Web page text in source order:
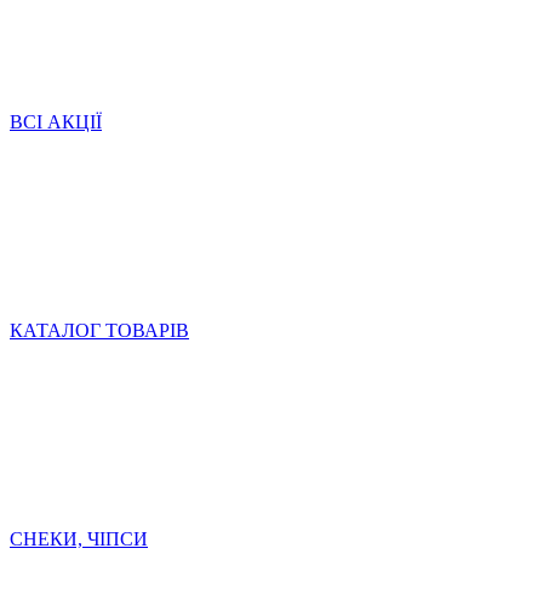
ВСІ АКЦІЇ
КАТАЛОГ ТОВАРІВ
СНЕКИ, ЧІПСИ